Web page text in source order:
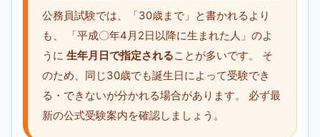
公務員試験では、「30歳まで」と書かれるより
も、 「平成〇年4月2日以降に生まれた人」のよ
うに 生年月日で指定されることが多いです。 そ
のため、同じ30歳でも誕生日によって受験でき
る・できないが分かれる場合があります。 必ず最
新の公式受験案内を確認しましょう。